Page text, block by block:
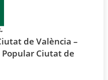
de València –
Popular Ciutat de